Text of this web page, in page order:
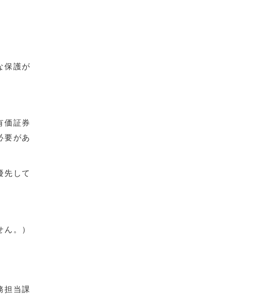
保護が
価証券
要があ
先して
。）
担当課